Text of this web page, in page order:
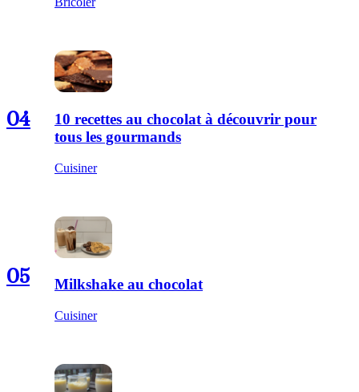
04
10 recettes au chocolat à découvrir pour
tous les gourmands
Cuisiner
05 Milkshake au chocolat
Cuisiner